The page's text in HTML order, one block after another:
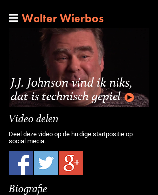
Wolter Wierbos
J.J. Johnson vind ik niks,
dat is technisch gepiel
Video delen
Deel deze video op de huidige startpositie op
social media.
Biografie